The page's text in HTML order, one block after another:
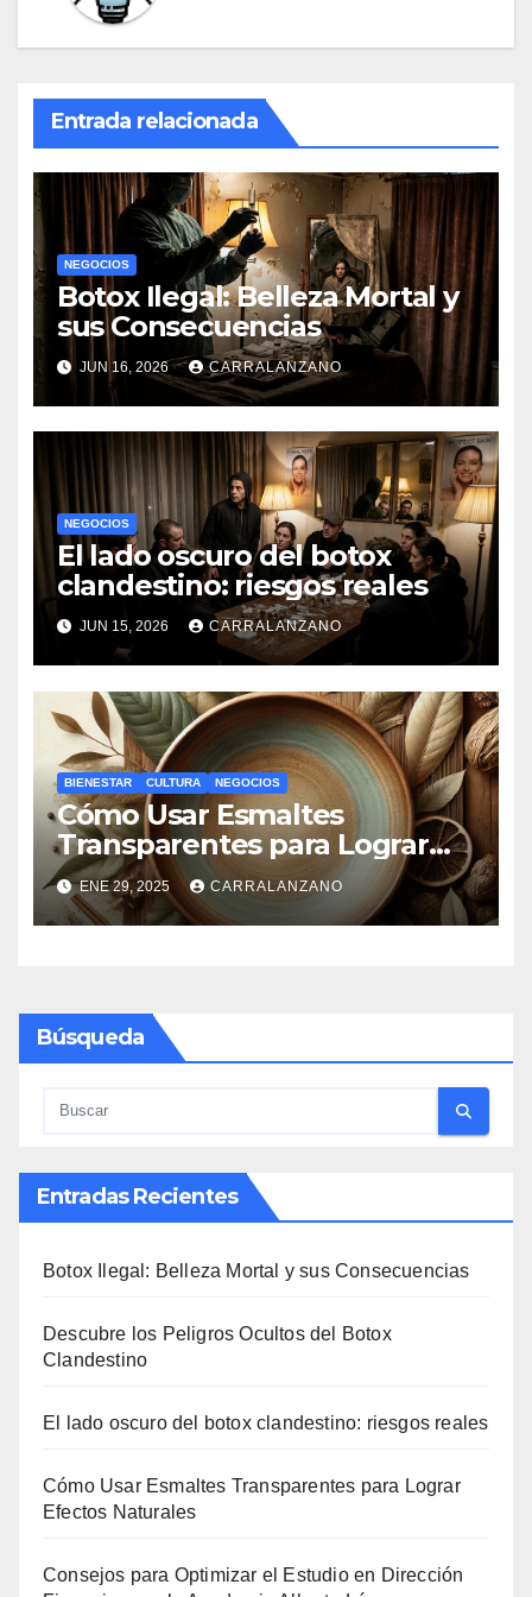
Entrada relacionada
NEGOCIOS
Botox Ilegal: Belleza Mortal y
sus Consecuencias
JUN 16, 2026 CARRALANZANO
NEGOCIOS
El lado oscuro del botox
clandestino: riesgos reales
JUN 15, 2026 CARRALANZANO
BIENESTAR CULTURA NEGOCIOS
Cómo Usar Esmaltes
Transparentes para Lograr
Efectos Naturales
ENE 29, 2025 CARRALANZANO
Búsqueda
Entradas Recientes
Botox Ilegal: Belleza Mortal y sus Consecuencias
Descubre los Peligros Ocultos del Botox
Clandestino
El lado oscuro del botox clandestino: riesgos reales
Cómo Usar Esmaltes Transparentes para Lograr
Efectos Naturales
Consejos para Optimizar el Estudio en Dirección